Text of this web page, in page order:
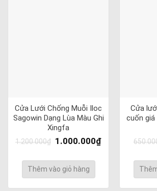
Cửa Lưới Chống Muỗi Iloc
Sagowin Dạng Lùa Màu Ghi
Xingfa
1.200.000₫ 1.000.000₫
Thêm vào giỏ hàng
Cửa
cuốn giá